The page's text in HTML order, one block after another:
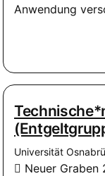
Anwendung
Universität
Neuer Graben